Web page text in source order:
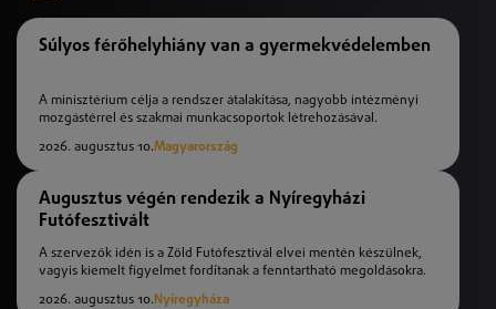
Súlyos férőhelyhiány van a gyermekvédelemben
A minisztérium célja a rendszer átalakítása, nagyobb intézményi
mozgástérrel és szakmai munkacsoportok létrehozásával.
2026. augusztus 10.Magyarország
Augusztus végén rendezik a Nyíregyházi
Futófesztivált
A szervezők idén is a Zöld Futófesztivál elvei mentén készülnek,
vagyis kiemelt figyelmet fordítanak a fenntartható megoldásokra.
2026. augusztus 10. Nyíregyháza